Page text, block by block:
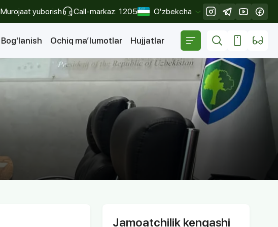
Murojaat yuborish Call-markaz: 1205 O'zbekcha
Bog'lanish Ochiq ma’lumotlar Hujjatlar
Jamoatchilik kengashi